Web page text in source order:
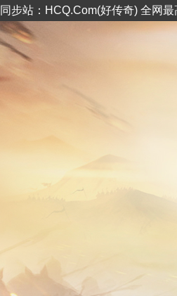
同步站：HCQ.Com(好传奇) 全网